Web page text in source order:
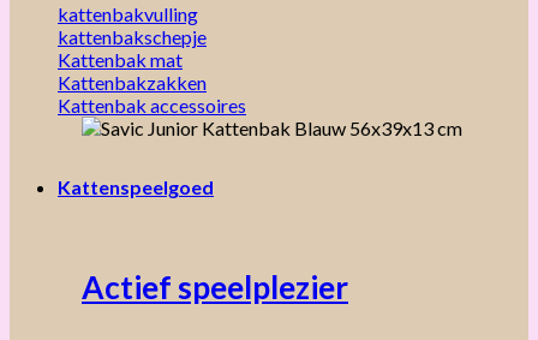
kattenbakvulling
kattenbakschepje
Kattenbak mat
Kattenbakzakken
Kattenbak accessoires
Kattenspeelgoed
Actief speelplezier